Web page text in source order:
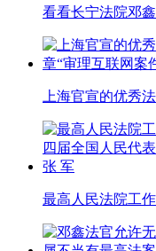
看看长宁法院邓
上海官宣的优秀
最高人民法院工